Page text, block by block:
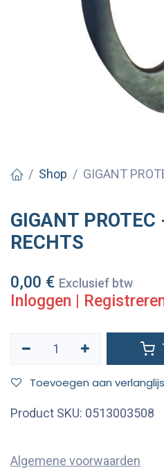
Shop GIGANT
GIGANT PROTEC
RECHTS
0,00 € Exclusief btw
Inloggen
Toevoegen aan
Product SKU: 0513003508
Algemene voorwaarden